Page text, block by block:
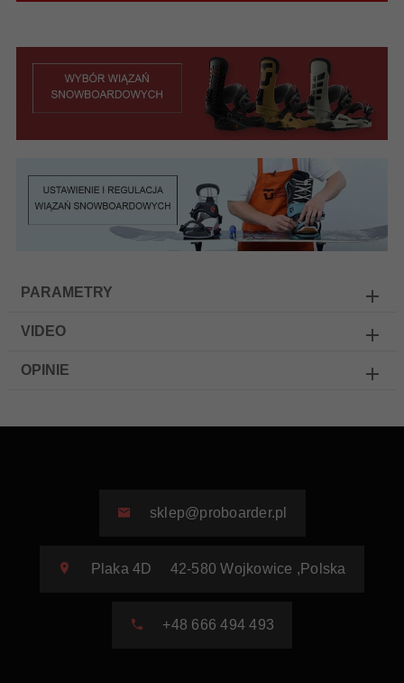
PARAMETRY
VIDEO
OPINIE
sklep@proboarder.pl
Plaka 4D 42-580 Wojkowice , Polska
+48 666 494 493